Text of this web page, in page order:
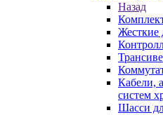
Назад
Кабели,
систем
Шасси